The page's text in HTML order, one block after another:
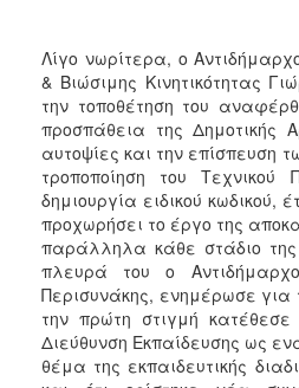
Λίγο νωρίτερα, ο
& Βιώσιμης Κινητικότητας
την τοποθέτηση του
προσπάθεια της Δημοτικής
αυτοψίες και την επίσπευση
τροποποίηση του
δημιουργία ειδικού κωδικού,
προχωρήσει το έργο της
παράλληλα κάθε στάδιο της
πλευρά του ο
Περισυνάκης, ενημέρωσε για
την πρώτη στιγμή
Διεύθυνση Εκπαίδευσης ως
θέμα της εκπαιδευτικής